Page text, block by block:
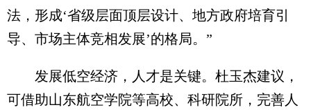
法，形成‘省级层面顶层设计、地方政府培育引
导、市场主体竞相发展’的格局。”
发展低空经济，人才是关键。杜玉杰建议，
可借助山东航空学院等高校、科研院所，完善人